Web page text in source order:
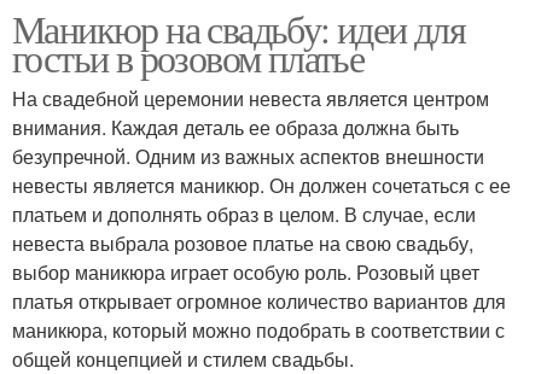
Маникюр на свадьбу: идеи для
гостьи в розовом платье
На свадебной церемонии невеста является центром
внимания. Каждая деталь ее образа должна быть
безупречной. Одним из важных аспектов внешности
невесты является маникюр. Он должен сочетаться с ее
платьем и дополнять образ в целом. В случае, если
невеста выбрала розовое платье на свою свадьбу,
выбор маникюра играет особую роль. Розовый цвет
платья открывает огромное количество вариантов для
маникюра, который можно подобрать в соответствии с
общей концепцией и стилем свадьбы.